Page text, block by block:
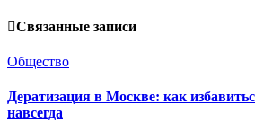
Связанные записи
Общество
Дератизация в Москве: как
навсегда